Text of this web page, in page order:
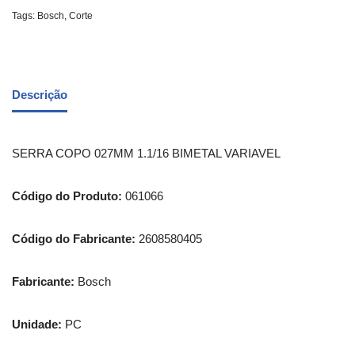
Tags: Bosch, Corte
Descrição
SERRA COPO 027MM 1.1/16 BIMETAL VARIAVEL
Código do Produto: 061066
Código do Fabricante: 2608580405
Fabricante: Bosch
Unidade: PC